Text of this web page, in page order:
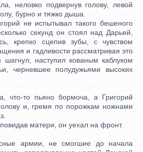
неловко подвернув голову, левой
бурно и тяжко дыша.
не испытывал такого бешеного
секунд он стоял над Дарьей,
крепко сцепив зубы, с чувством
и гадливости рассматривая это
наступил кованым каблуком
черневшее полудужьями высоких
то пьяно бормоча, а Григорий
и, гремя по порожкам ножнами
матери, он уехал на фронт.
армии, не смогшие до начала